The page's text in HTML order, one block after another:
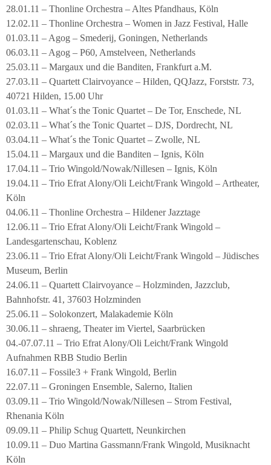
28.01.11 – Thonline Orchestra – Altes Pfandhaus, Köln
12.02.11 – Thonline Orchestra – Women in Jazz Festival, Halle
01.03.11 – Agog – Smederij, Goningen, Netherlands
06.03.11 – Agog – P60, Amstelveen, Netherlands
25.03.11 – Margaux und die Banditen, Frankfurt a.M.
27.03.11 – Quartett Clairvoyance – Hilden, QQJazz, Forststr. 73,
40721 Hilden, 15.00 Uhr
01.03.11 – What´s the Tonic Quartet – De Tor, Enschede, NL
02.03.11 – What´s the Tonic Quartet – DJS, Dordrecht, NL
03.04.11 – What´s the Tonic Quartet – Zwolle, NL
15.04.11 – Margaux und die Banditen – Ignis, Köln
17.04.11 – Trio Wingold/Nowak/Nillesen – Ignis, Köln
19.04.11 – Trio Efrat Alony/Oli Leicht/Frank Wingold – Artheater,
Köln
04.06.11 – Thonline Orchestra – Hildener Jazztage
12.06.11 – Trio Efrat Alony/Oli Leicht/Frank Wingold –
Landesgartenschau, Koblenz
23.06.11 – Trio Efrat Alony/Oli Leicht/Frank Wingold – Jüdisches
Museum, Berlin
24.06.11 – Quartett Clairvoyance – Holzminden, Jazzclub,
Bahnhofstr. 41, 37603 Holzminden
25.06.11 – Solokonzert, Malakademie Köln
30.06.11 – shraeng, Theater im Viertel, Saarbrücken
04.-07.07.11 – Trio Efrat Alony/Oli Leicht/Frank Wingold
Aufnahmen RBB Studio Berlin
16.07.11 – Fossile3 + Frank Wingold, Berlin
22.07.11 – Groningen Ensemble, Salerno, Italien
03.09.11 – Trio Wingold/Nowak/Nillesen – Strom Festival,
Rhenania Köln
09.09.11 – Philip Schug Quartett, Neunkirchen
10.09.11 – Duo Martina Gassmann/Frank Wingold, Musiknacht
Köln